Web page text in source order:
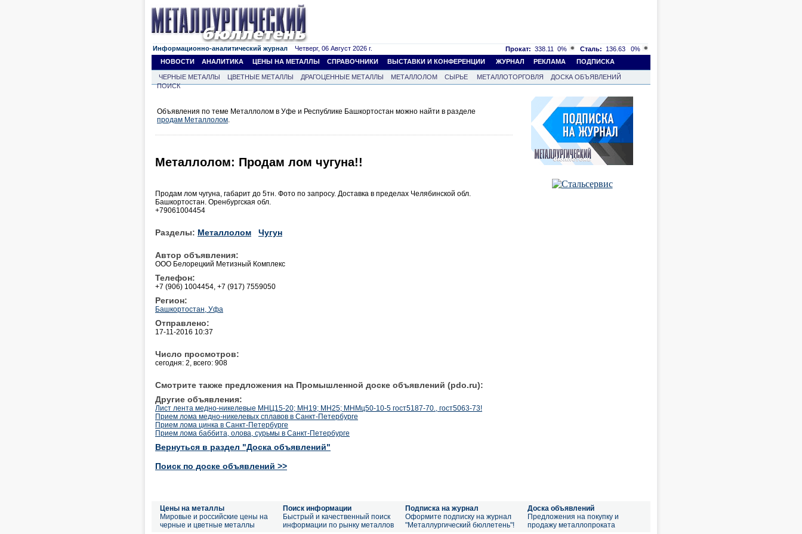
Информационно-аналитический журнал Четверг, 06 Август 2026 г. Прокат: 338.11 0% Сталь: 136.63
0%
НОВОСТИ
АНАЛИТИКА ЦЕНЫ НА МЕТАЛЛЫ СПРАВОЧНИКИ ВЫСТАВКИ И КОНФЕРЕНЦИИ ЖУРНАЛ РЕКЛАМА ПОДПИСКА
ЧЕРНЫЕ МЕТАЛЛЫ ЦВЕТНЫЕ МЕТАЛЛЫ ДРАГОЦЕННЫЕ МЕТАЛЛЫ МЕТАЛЛОЛОМ СЫРЬЕ МЕТАЛЛОТОРГОВЛЯ
ДОСКА ОБЪЯВЛЕНИЙ
ПОИСК
Объявления по теме Металлолом в Уфе и Республике Башкортостан можно найти в разделе
продам Металлолом.
Металлолом: Продам лом чугуна!!
Продам лом чугуна, габарит до 5тн. Фото по запросу. Доставка в пределах Челябинской обл.
Башкортостан. Оренбургская обл.
+79061004454
Разделы: Металлолом Чугун
Автор объявления:
ООО Белорецкий Метизный Комплекс
Телефон:
+7 (906) 1004454, +7 (917) 7559050
Регион:
Башкортостан, Уфа
Отправлено:
17-11-2016 10:37
Число просмотров:
сегодня: 2, всего: 908
Смотрите также предложения на Промышленной доске объявлений (pdo.ru):
Другие объявления:
Лист лента медно-никелевые МНЦ15-20; МН19; МН25; МНМц50-10-5 гост5187-70., гост5063-73!
Прием лома медно-никелевых сплавов в Санкт-Петербурге
Прием лома цинка в Санкт-Петербурге
Прием лома баббита, олова, сурьмы в Санкт-Петербурге
Вернуться в раздел "Доска объявлений"
Поиск по доске объявлений >>
Цены на металлы
Мировые и российские цены на
черные и цветные металлы
Поиск информации
Быстрый и качественный поиск
информации по рынку металлов
Подписка на журнал
Оформите подписку на журнал
"Металлургический бюллетень"!
Доска объявлений
Предложения на покупку и
продажу металлопроката